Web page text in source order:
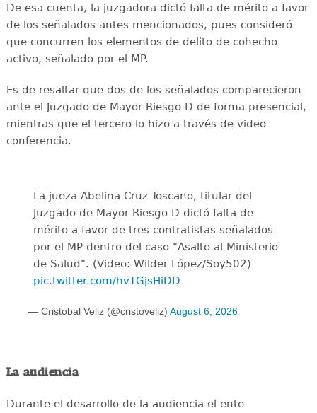
De esa cuenta, la juzgadora dictó falta de mérito a favor
de los señalados antes mencionados, pues consideró
que concurren los elementos de delito de cohecho
activo, señalado por el MP.
Es de resaltar que dos de los señalados comparecieron
ante el Juzgado de Mayor Riesgo D de forma presencial,
mientras que el tercero lo hizo a través de video
conferencia.
La jueza Abelina Cruz Toscano, titular del
Juzgado de Mayor Riesgo D dictó falta de
mérito a favor de tres contratistas señalados
por el MP dentro del caso "Asalto al Ministerio
de Salud". (Video: Wilder López/Soy502)
pic.twitter.com/hvTGjsHiDD
— Cristobal Veliz (@cristoveliz) August 6, 2026
La audiencia
Durante el desarrollo de la audiencia el ente